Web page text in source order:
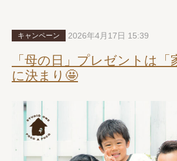
キャンペーン 2026年4月17日 15:39
「母の日」プレゼントは「
に決まり🤩